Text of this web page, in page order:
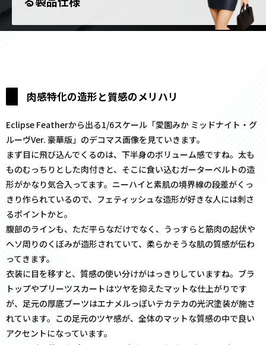
肉感特化の造形と質感のメリハリ
Eclipse Featherから出る1/6スケール「愛園みか ミッドナイト・グ
ルーヴVer. 豪華版」のデコマス画像を見ていきます。
まず目に飛び込んでくるのは、下半身のボリューム感ですね。太も
ものむっちりとした肉付きと、そこに食い込むガーターベルトの造
形がかなり気合入ってます。ニーハイと素肌の境界線の段差がくっ
きり作られているので、フェティッシュな造形が好きな人には刺さ
るポイントかと。
腹部のラインも、ただ平らなだけでなく、うっすらと筋肉の起伏や
ヘソ周りのくぼみが造形されていて、柔らかそうな肌の質感が伝わ
ってきます。
衣装に目を移すと、質感の使い分けがはっきりしていますね。ブラ
トップやプリーツスカートはツヤを抑えたマットな仕上がりです
が、足元の厚底ブーツはエナメルっぽいテカテカの光沢塗装が施さ
れています。この足元のツヤ感が、全体のマットな質感の中で良い
アクセントになっています。